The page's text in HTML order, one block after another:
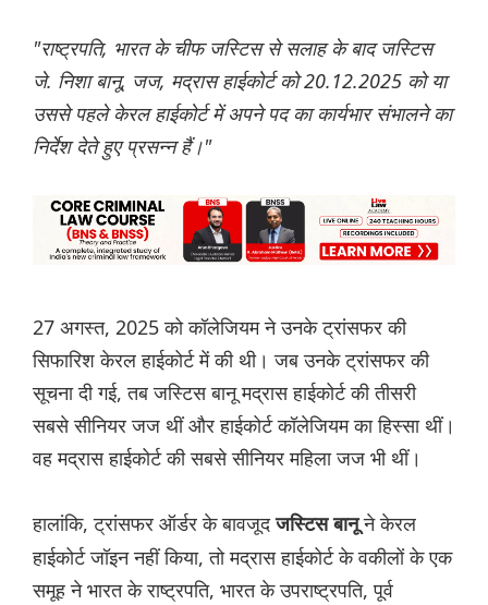
"राष्ट्रपति, भारत के चीफ जस्टिस से सलाह के बाद जस्टिस
जे. निशा बानू, जज, मद्रास हाईकोर्ट को 20.12.2025 को या
उससे पहले केरल हाईकोर्ट में अपने पद का कार्यभार संभालने का
निर्देश देते हुए प्रसन्न हैं।"
27 अगस्त, 2025 को कॉलेजियम ने उनके ट्रांसफर की
सिफारिश केरल हाईकोर्ट में की थी। जब उनके ट्रांसफर की
सूचना दी गई, तब जस्टिस बानू मद्रास हाईकोर्ट की तीसरी
सबसे सीनियर जज थीं और हाईकोर्ट कॉलेजियम का हिस्सा थीं।
वह मद्रास हाईकोर्ट की सबसे सीनियर महिला जज भी थीं।
हालांकि, ट्रांसफर ऑर्डर के बावजूदजस्टिस बानूने केरल
हाईकोर्ट जॉइन नहीं किया, तो मद्रास हाईकोर्ट के वकीलों के एक
समूह ने भारत के राष्ट्रपति, भारत के उपराष्ट्रपति, पूर्व